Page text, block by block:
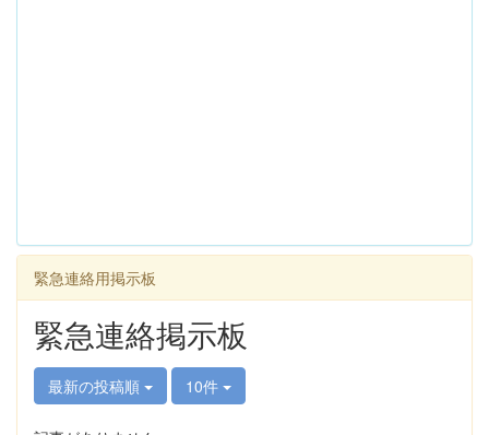
緊急連絡用掲示板
緊急連絡掲示板
最新の投稿順 10件